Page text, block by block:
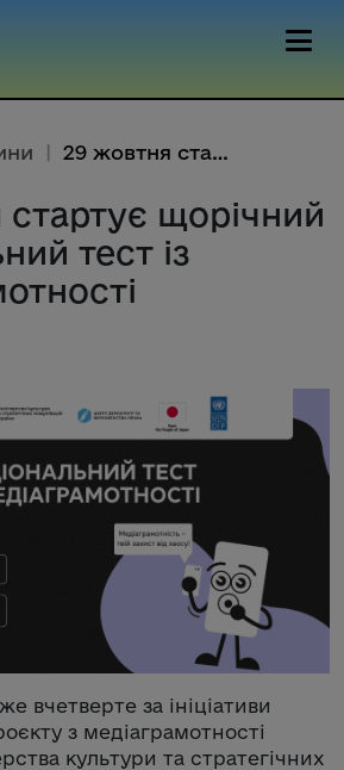
| 29 жовтня стартує щорічний Нац...
щорічний
тест із
вчетверте за ініціативи
з медіаграмотності
культури та стратегічних